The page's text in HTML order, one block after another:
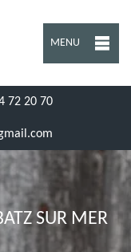
MENU
72 20 70
SUR MER